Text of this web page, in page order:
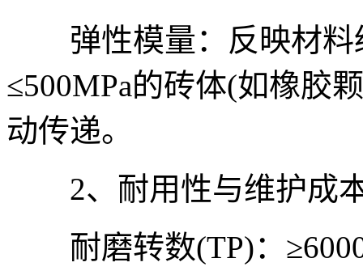
弹性模量：反映材料
≤500MPa的砖体(如橡胶
动传递。
2、耐用性与维护成
耐磨转数(TP)：≥6000